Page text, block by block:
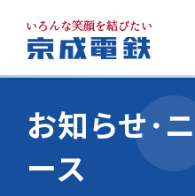
お知らせ･
ース